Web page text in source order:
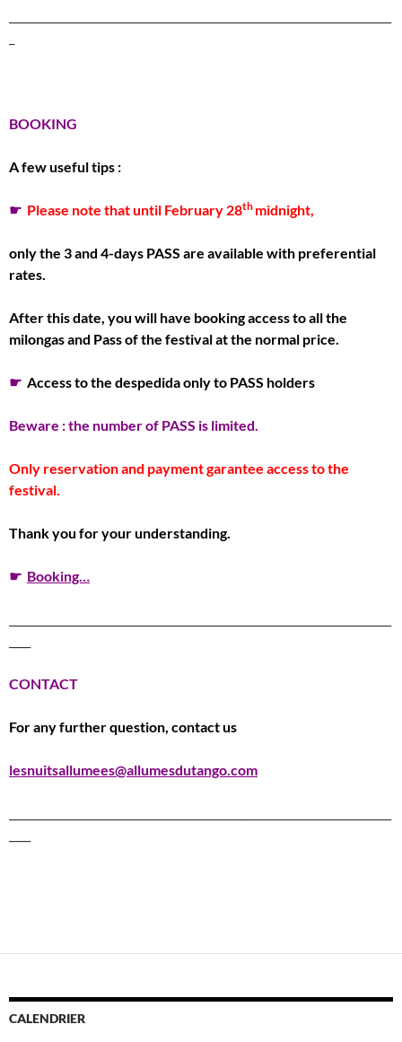
BOOKING
A few useful tips :
☛ Please note that until February 28th midnight,
only the 3 and 4-days PASS are available with preferential
rates.
After this date, you will have booking access to all the
milongas and Pass of the festival at the normal price.
☛ Access to the despedida only to PASS holders
Beware : the number of PASS is limited.
Only reservation and payment garantee access to the
festival.
Thank you for your understanding.
☛ Booking…
CONTACT
For any further question, contact us
lesnuitsallumees@allumesdutango.com
CALENDRIER